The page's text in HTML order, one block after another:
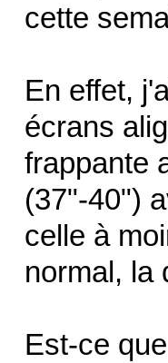
cette
En effet,
écrans
frappante
(37"-40")
celle à
normal, la
Est-ce